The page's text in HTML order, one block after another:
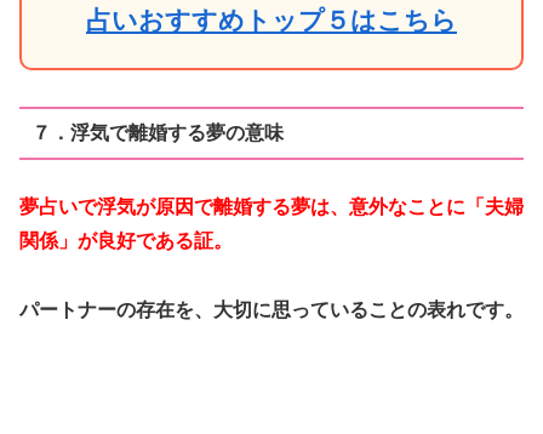
占いおすすめトップ５はこちら
７．浮気で離婚する夢の意味
夢占いで浮気が原因で離婚する夢は、意外なことに「夫婦
関係」が良好である証。
パートナーの存在を、大切に思っていることの表れです。